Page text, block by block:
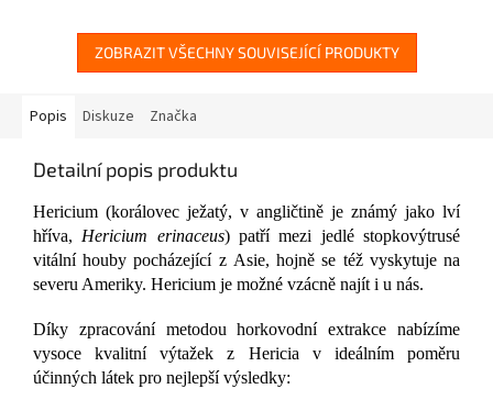
ZOBRAZIT VŠECHNY SOUVISEJÍCÍ PRODUKTY
Popis Diskuze Značka
Detailní popis produktu
Hericium (korálovec ježatý, v angličtině je známý jako lví
hříva, Hericium erinaceus) patří mezi jedlé stopkovýtrusé
vitální houby pocházející z Asie, hojně se též vyskytuje na
severu Ameriky. Hericium je možné vzácně najít i u nás.
Díky zpracování metodou horkovodní extrakce nabízíme
vysoce kvalitní výtažek z Hericia v ideálním poměru
účinných látek pro nejlepší výsledky: